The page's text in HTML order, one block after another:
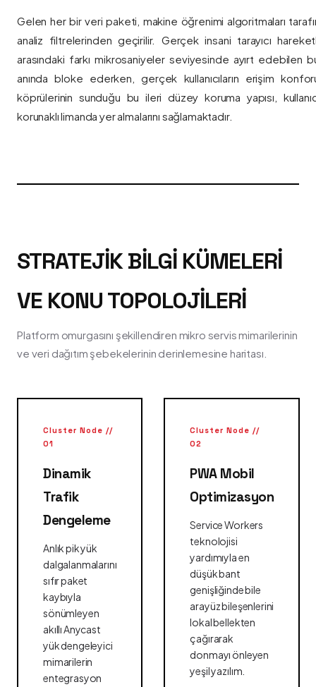
Gelen her bir veri paketi, makine öğrenimi algoritmaları
analiz filtrelerinden geçirilir. Gerçek insani tarayıcı
arasındaki farkı mikrosaniyeler seviyesinde ayırt edebilen
anında bloke ederken, gerçek kullanıcıların erişim
köprülerinin sunduğu bu ileri düzey koruma yapısı,
korunaklı limanda yer almalarını sağlamaktadır.
STRATEJIK BILGI KÜMELERI
VE KONU TOPOLOJILERI
Platform omurgasını şekillendiren mikro servis mimarilerinin
ve veri dağıtım şebekelerinin derinlemesine haritası.
Cluster Node //
01
Dinamik
Trafik
Dengeleme
Anlık pik yük
dalgalanmalarını
sıfır paket
kaybıyla
sönümleyen
akıllı Anycast
yük dengeleyici
mimarilerin
entegrasyon
Cluster Node //
02
PWA Mobil
Optimizasyon
Service Workers
teknolojisi
yardımıyla en
düşük bant
genişliğinde bile
arayüz bileşenlerini
lokal bellekten
çağırarak
donmayı önleyen
yeşil yazılım.